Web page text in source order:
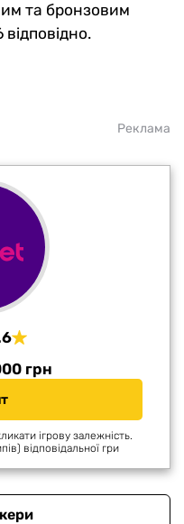
та бронзовим
Реклама
грн
ігрову залежність.
відповідальної гри